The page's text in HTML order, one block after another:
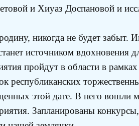
и Хиуаз Доспановой и
никогда не будет забыт.
источником вдохновения
пройдут в области в
республиканских
этой дате. В него вошли
Запланированы конкурсы,